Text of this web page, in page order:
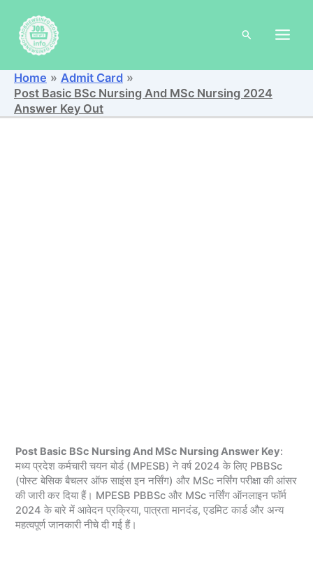
content
Search
Home
Admit Card
Post Basic BSc Nursing And MSc Nursing 2024
Answer Key Out
Post Basic BSc Nursing And MSc Nursing Answer Key:
मध्य प्रदेश कर्मचारी चयन बोर्ड (MPESB) ने वर्ष 2024 के लिए PBBSc
(पोस्ट बेसिक बैचलर ऑफ साइंस इन नर्सिंग) और MSc नर्सिंग परीक्षा की आंसर
की जारी कर दिया हैं। MPESB PBBSc और MSc नर्सिंग ऑनलाइन फॉर्म
2024 के बारे में आवेदन प्रक्रिया, पात्रता मानदंड, एडमिट कार्ड और अन्य
महत्वपूर्ण जानकारी नीचे दी गई हैं।